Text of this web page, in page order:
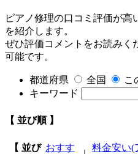
ピアノ修理の口コミ評価が高
を紹介します。
ぜひ評価コメントをお読みく
可能です。
都道府県 全国
こ
キーワード
【 並び順 】
【 並び おすす
料金安い(